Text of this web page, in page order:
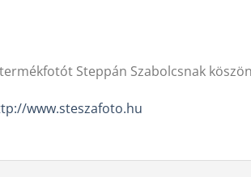
Steppán Szabolcsnak
www.steszafoto.hu